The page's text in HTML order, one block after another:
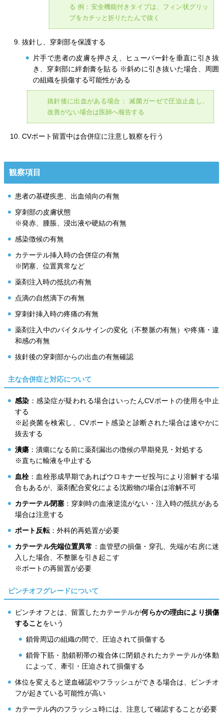
る 例：安全機能付きタイプは、フィン状グリッ
プをカチッと折りたたんで抜く
抜針し、穿刺部を保護する
片手で患者の皮膚を押さえ、ヒューバー針を垂直に引き抜
き、穿刺部に絆創膏を貼る ※斜めに引き抜いた場合、周囲
の組織を損傷する可能性がある
抜針後に出血がある場合： 滅菌ガーゼで圧迫止血し、
改善がない場合は医師へ報告する
CVポート留置中は合併症に注意し観察を行う
観察項目
患者の基礎疾患、出血傾向の有無
穿刺部の皮膚状態
※発赤、腫脹、浸出液や硬結の有無
感染徴候の有無
カテーテル挿入時の合併症の有無
※閉塞、位置異常など
薬剤注入時の抵抗の有無
点滴の自然滴下の有無
穿刺針挿入時の疼痛の有無
薬剤注入中のバイタルサインの変化（不整脈の有無）や疼痛・違
和感の有無
抜針後の穿刺部からの出血の有無確認
主な合併症と対応について
感染 ：感染症が疑われる場合はいったんCVポートの使用を中止
する
※起炎菌を検索し、CVポート感染と診断された場合は速やかに
抜去する
潰瘍 ：潰瘍になる前に薬剤漏出の徴候の早期発見・対処する
※直ちに輸液を中止する
血栓：血栓形成早期であればウロキナーゼ投与により溶解する場
合もあるが、薬剤配合変化による沈殿物の場合は溶解不可
カテーテル閉塞：穿刺時の血液逆流がない・注入時の抵抗がある
場合は注意する
ポート反転：外科的再処置が必要
カテーテル先端位置異常 ：血管壁の損傷・穿孔、先端が右房に迷
入した場合、不整脈を引き起こす
※ポートの再留置が必要
ピンチオフグレードについて
ピンチオフとは、留置したカテーテルが何らかの理由により損傷
することをいう
鎖骨周辺の組織の間で、圧迫されて損傷する
鎖骨下筋・肋鎖靭帯の複合体に閉鎖されたカテーテルが体動
によって、牽引・圧迫されて損傷する
体位を変えると逆血確認やフラッシュができる場合は、ピンチオ
フが起きている可能性が高い
カテーテル内のフラッシュ時には、注意して確認することが必要